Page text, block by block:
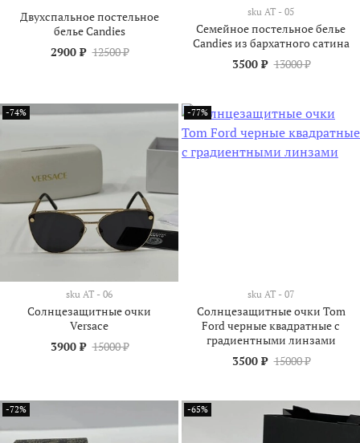
Двухспальное постельное
белье Candies
2900 ₽ 12500 ₽
sku АТ - 05
Семейное постельное белье
Candies из бархатного сатина
3500 ₽ 13000 ₽
-74%
sku АТ - 06
Солнцезащитные очки
Versace
3900 ₽ 15000 ₽
-77%
sku АТ - 07
Солнцезащитные очки Tom
Ford черные квадратные с
градиентными линзами
3500 ₽ 15000 ₽
-72% -65%